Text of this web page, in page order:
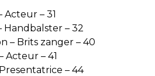
– 31
Handbalster – 32
– Brits zanger – 40
Acteur – 41
– 44